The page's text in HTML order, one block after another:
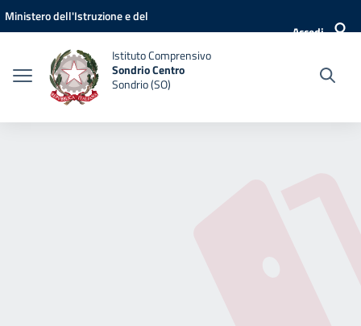
Vai ai contenuti
Vai al menu di navigazione
Vai al footer
Ministero dell'Istruzione e del
Accedi
Istituto Comprensivo
Sondrio Centro
Sondrio (SO)